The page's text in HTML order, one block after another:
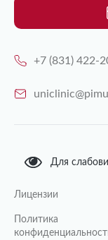
+7 (831) 422-
Для
Лицензии
Политика